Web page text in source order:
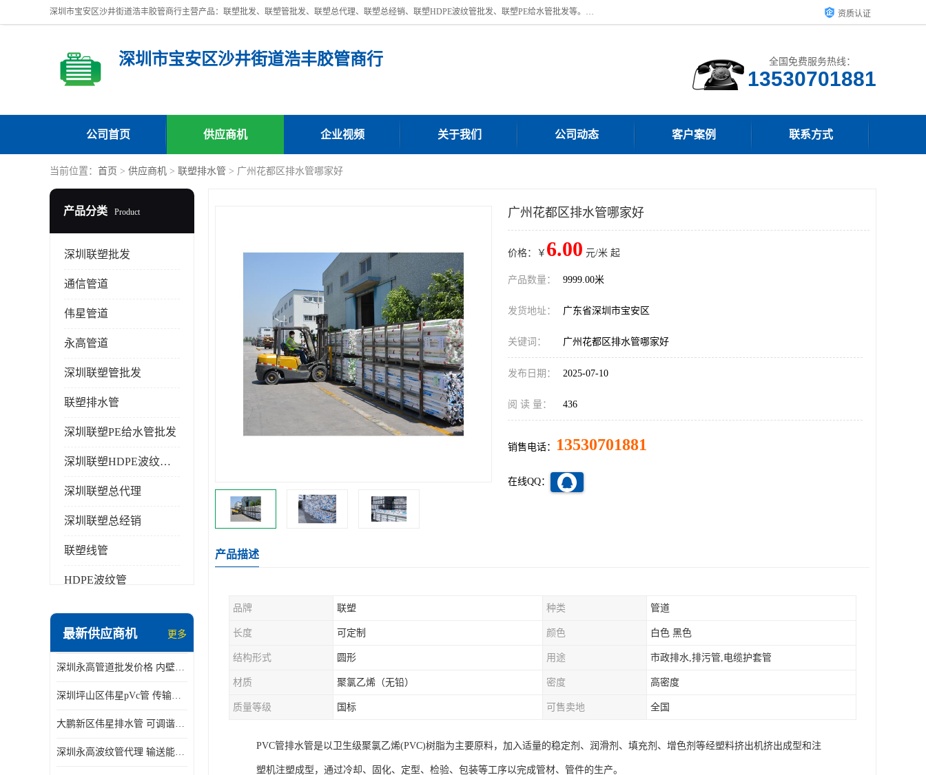
深圳市宝安区沙井街道浩丰胶管商行主营产品：联塑批发、联塑管批发、联塑总代理、联塑总经销、联塑HDPE波纹管批发、联塑PE给水管批发等。凭借服务以及多年的勤奋拼搏，发展成为一家销售各种管材管件，绝缘电工套管及配件等系列产品的贸易公司。公司秉承“顾客至上，锐意进取”的经营理念，坚持“客户至上”原则为广大客户提供的服务。欢迎惠顾！ 资质认证
深圳市宝安区沙井街道浩丰胶管商行 全国免费服务热线：
公司首页 供应商机 企业视频 关于我们 公司动态 客户案例 联系方式
当前位置： 首页 > 供应商机 > 联塑排水管 > 广州花都区排水管哪家好
产品分类 Product
深圳联塑批发
通信管道
伟星管道
永高管道
深圳联塑管批发
联塑排水管
深圳联塑PE给水管批发
深圳联塑HDPE波纹管批发
深圳联塑总代理
深圳联塑总经销
联塑线管
HDPE波纹管
最新供应商机 更多
深圳永高管道批发价格 内壁光滑 抗震性能好
深圳坪山区伟星pVc管 传输损耗小 频率稳定性好
大鹏新区伟星排水管 可调谐性好 大功率 效率高
深圳永高波纹管代理 输送能力强 可以承受高温
广州花都区排水管哪家好
价格：￥ 6.00 元/米 起
产品数量： 9999.00米
发货地址： 广东省深圳市宝安区
关键词： 广州花都区排水管哪家好
发布日期： 2025-07-10
阅 读 量： 436
销售电话： 13530701881
在线QQ：
产品描述
品牌 联塑 种类 管道
长度 可定制 颜色 白色 黑色
结构形式 圆形 用途 市政排水,排污管,电缆护套管
材质 聚氯乙烯（无铅） 密度 高密度
质量等级 国标 可售卖地 全国
PVC管排水管是以卫生级聚氯乙烯(PVC)树脂为主要原料，加入适量的稳定剂、润滑剂、填充剂、增色剂等经塑料挤出机挤出成型和注
塑机注塑成型，通过冷却、固化、定型、检验、包装等工序以完成管材、管件的生产。